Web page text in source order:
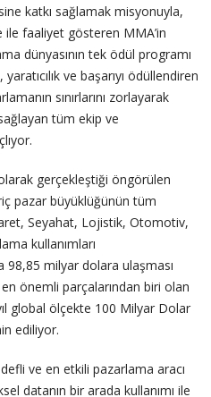
katkı sağlamak misyonuyla,
faaliyet gösteren MMA’in
dünyasının tek ödül programı
ve başarıyı ödüllendiren
sınırlarını zorlayarak
tüm ekip ve
gerçekleştiği öngörülen
pazar büyüklüğünün tüm
Seyahat, Lojistik, Otomotiv,
kullanımları
98,85 milyar dolara ulaşması
önemli parçalarından biri olan
global ölçekte 100 Milyar Dolar
ediliyor.
ve en etkili pazarlama aracı
datanın bir arada kullanımı ile